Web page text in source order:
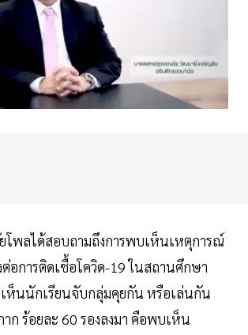
โพลได้สอบถามถึงการพบเห็นเหตุการณ์
อการติดเชื้อโควิด-19 ในสถานศึกษา
ห็นนักเรียนจับกลุ่มคุยกัน หรือเล่นกัน
ก ร้อยละ 60 รองลงมา คือพบเห็น